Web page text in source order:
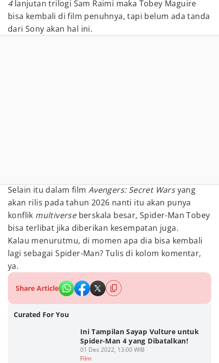
4 lanjutan trilogi Sam Raimi maka Tobey Maguire
bisa kembali di film penuhnya, tapi belum ada tanda
dari Sony akan hal ini.
Selain itu dalam film Avengers: Secret Warsyang
akan rilis pada tahun 2026 nanti itu akan punya
konflik multiverse berskala besar, Spider-Man Tobey
bisa terlibat jika diberikan kesempatan juga.
Kalau menurutmu, di momen apa dia bisa kembali
lagi sebagai Spider-Man? Tulis di kolom komentar,
ya.
Share Article
Curated For You
Ini Tampilan Sayap Vulture untuk
Spider-Man 4 yang Dibatalkan!
01 Des 2022, 13:00 WIB
Film